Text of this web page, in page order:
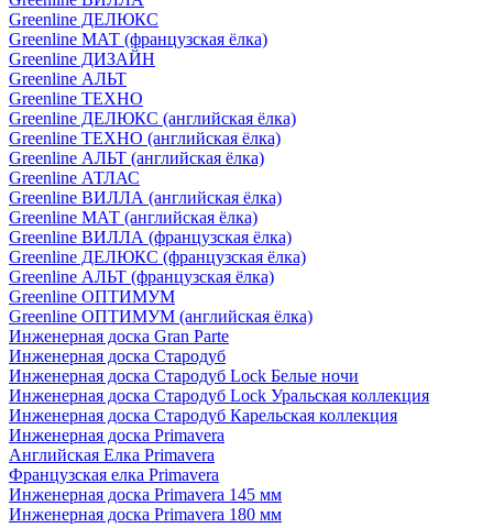
Greenline ДЕЛЮКС
Greenline МАТ (французская ёлка)
Greenline ДИЗАЙН
Greenline АЛЬТ
Greenline ТЕХНО
Greenline ДЕЛЮКС (английская ёлка)
Greenline ТЕХНО (английская ёлка)
Greenline АЛЬТ (английская ёлка)
Greenline АТЛАС
Greenline ВИЛЛА (английская ёлка)
Greenline МАТ (английская ёлка)
Greenline ВИЛЛА (французская ёлка)
Greenline ДЕЛЮКС (французская ёлка)
Greenline АЛЬТ (французская ёлка)
Greenline ОПТИМУМ
Greenline ОПТИМУМ (английская ёлка)
Инженерная доска Gran Parte
Инженерная доска Стародуб
Инженерная доска Стародуб Lock Белые ночи
Инженерная доска Стародуб Lock Уральская коллекция
Инженерная доска Стародуб Карельская коллекция
Инженерная доска Primavera
Английская Елка Primavera
Французская елка Primavera
Инженерная доска Primavera 145 мм
Инженерная доска Primavera 180 мм